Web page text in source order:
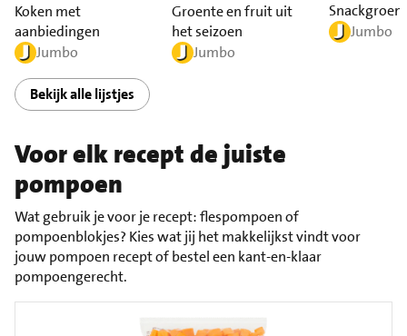
Koken met
aanbiedingen
Jumbo
Groente en fruit uit
het seizoen
Jumbo
Jumbo
Bekijk alle lijstjes
Voor elk recept de juiste
pompoen
Wat gebruik je voor je recept: flespompoen of
pompoenblokjes? Kies wat jij het makkelijkst vindt voor
jouw pompoen recept of bestel een kant-en-klaar
pompoengerecht.